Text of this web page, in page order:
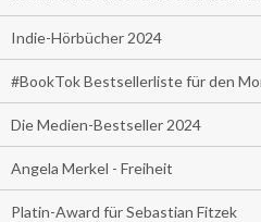
Indie-Hörbücher 2024
#BookTok Bestsellerliste für den
Die Medien-Bestseller 2024
Angela Merkel - Freiheit
Platin-Award für Sebastian Fitzek